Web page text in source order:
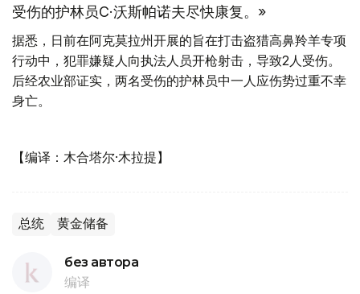
受伤的护林员C·沃斯帕诺夫尽快康复。»
据悉，日前在阿克莫拉州开展的旨在打击盗猎高鼻羚羊专项
行动中，犯罪嫌疑人向执法人员开枪射击，导致2人受伤。
后经农业部证实，两名受伤的护林员中一人应伤势过重不幸
身亡。
【编译：木合塔尔·木拉提】
总统 黄金储备
без автора
编译